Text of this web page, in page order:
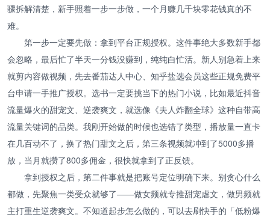
骤拆解清楚，新手照着一步一步做，一个月赚几千块零花钱真的不
难。
第一步一定要先做：拿到平台正规授权。这件事绝大多数新手都
会忽略，最后忙了半天一分钱没赚到，纯纯白忙活。新人别急着上来
就剪内容做视频，先去番茄达人中心、知乎盐选会员这些正规免费平
台申请一手推广授权。选书一定要挑当下的热门小说，比如最近抖音
流量爆火的甜宠文、逆袭爽文，就选像《夫人炸翻全球》这种自带高
流量关键词的品类。我刚开始做的时候也选错了类型，播放量一直卡
在几百动不了，换了热门甜文之后，第三条视频就冲到了5000多播
放，当月就攒了800多佣金，很快就拿到了正反馈。
拿到授权之后，第二件事就是把账号定位明确下来。别贪心什么
都做，先聚焦一类受众就够了——做女频就专推甜宠虐文，做男频就
主打重生逆袭爽文。不知道起步怎么做的，可以去刷快手的「低粉爆